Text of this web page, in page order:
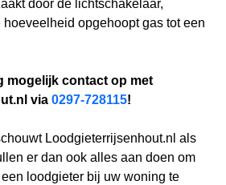
door de lichtschakelaar,
hoeveelheid opgehoopt gas tot een
mogelijk contact op met
via 0297-728115!
Loodgieterrijsenhout.nl als
er dan ook alles aan doen om
loodgieter bij uw woning te